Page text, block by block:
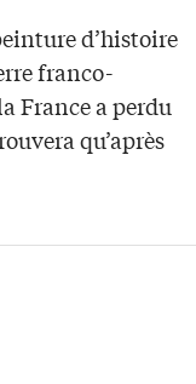
d’histoire
franco-
France a perdu
qu’après